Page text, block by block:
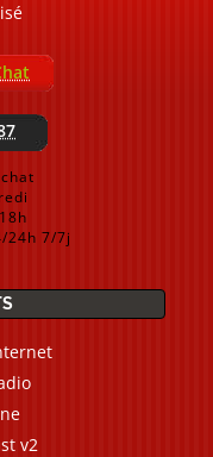
24h 7/7j
v2